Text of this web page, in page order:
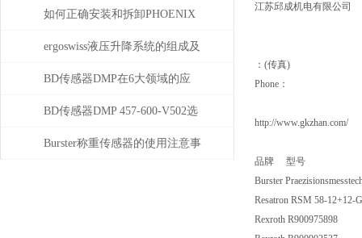
如何正确安装和拆卸PHOENIX
菲尼克斯连接器？
ergoswiss液压升降系统的组成及
其作用
BD传感器DMP在6大领域的应
用分析
BD传感器DMP 457-600-V502选
择使用注意事项
Burster称重传感器的使用注意事
江苏邱成机电有限公司
：(传真)
Phone：
http://www.gkzhan.com/
品牌 型号
Burster
Resatron RSM 58-
Rexroth R900975898